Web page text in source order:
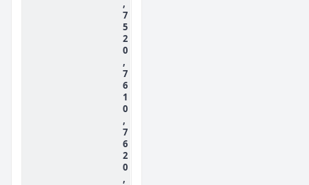
,
7
5
2
0
,
7
6
1
0
,
7
6
2
0
,